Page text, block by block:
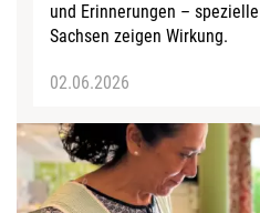
und Erinnerungen –
Sachsen zeigen Wirkung.
02.06.2026